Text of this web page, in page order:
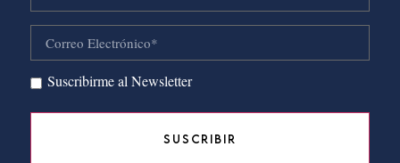
Suscribirme al Newsletter